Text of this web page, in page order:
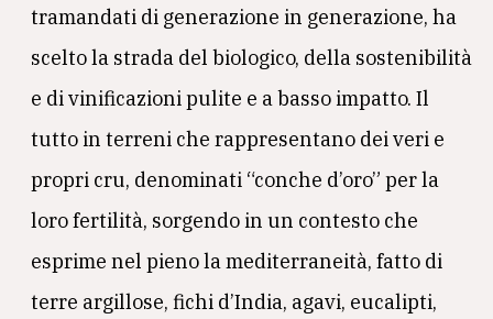
tramandati di generazione in generazione, ha
scelto la strada del biologico, della sostenibilità
e di vinificazioni pulite e a basso impatto. Il
tutto in terreni che rappresentano dei veri e
propri cru, denominati “conche d’oro” per la
loro fertilità, sorgendo in un contesto che
esprime nel pieno la mediterraneità, fatto di
terre argillose, fichi d’India, agavi, eucalipti,